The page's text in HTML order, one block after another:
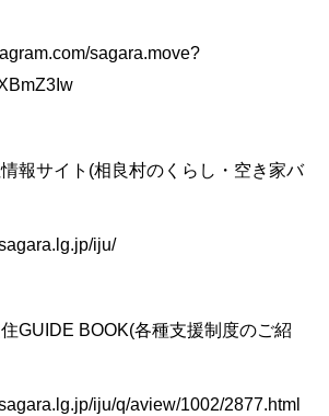
sagara.move?
報サイト(相良村のくらし・空き家バ
iju/
GUIDE BOOK(各種支援制度のご紹
iju/q/aview/1002/2877.html